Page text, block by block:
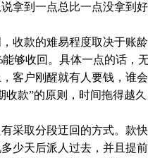
拿到一点总比一点没拿到
收款的难易程度取决于账
够收回。具体一点的话，
客户刚醒就有人要钱，谁
款”的原则，时间拖得越
采取分段迂回的方式。款
少天后派人过去，并且提